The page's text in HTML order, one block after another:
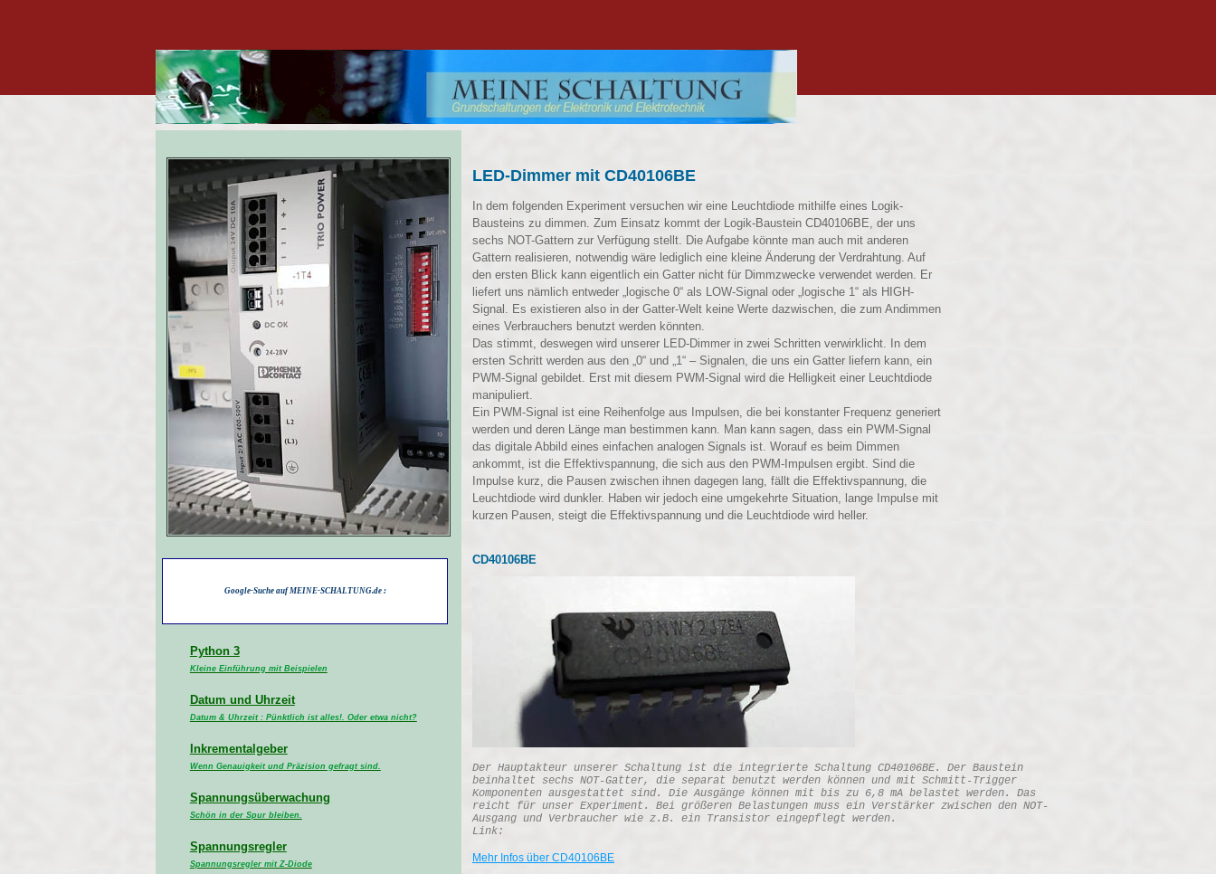
Google-Suche auf MEINE-SCHALTUNG.de :
Python 3
Kleine Einführung mit Beispielen
Datum und Uhrzeit
Datum & Uhrzeit : Pünktlich ist alles!. Oder etwa nicht?
Inkrementalgeber
Wenn Genauigkeit und Präzision gefragt sind.
Spannungsüberwachung
Schön in der Spur bleiben.
Spannungsregler
Spannungsregler mit Z-Diode
LED-Dimmer mit CD40106BE
In dem folgenden Experiment versuchen wir eine Leuchtdiode mithilfe eines Logik-
Bausteins zu dimmen. Zum Einsatz kommt der Logik-Baustein CD40106BE, der uns
sechs NOT-Gattern zur Verfügung stellt. Die Aufgabe könnte man auch mit anderen
Gattern realisieren, notwendig wäre lediglich eine kleine Änderung der Verdrahtung. Auf
den ersten Blick kann eigentlich ein Gatter nicht für Dimmzwecke verwendet werden. Er
liefert uns nämlich entweder „logische 0“ als LOW-Signal oder „logische 1“ als HIGH-
Signal. Es existieren also in der Gatter-Welt keine Werte dazwischen, die zum Andimmen
eines Verbrauchers benutzt werden könnten.
Das stimmt, deswegen wird unserer LED-Dimmer in zwei Schritten verwirklicht. In dem
ersten Schritt werden aus den „0“ und „1“ – Signalen, die uns ein Gatter liefern kann, ein
PWM-Signal gebildet. Erst mit diesem PWM-Signal wird die Helligkeit einer Leuchtdiode
manipuliert.
Ein PWM-Signal ist eine Reihenfolge aus Impulsen, die bei konstanter Frequenz generiert
werden und deren Länge man bestimmen kann. Man kann sagen, dass ein PWM-Signal
das digitale Abbild eines einfachen analogen Signals ist. Worauf es beim Dimmen
ankommt, ist die Effektivspannung, die sich aus den PWM-Impulsen ergibt. Sind die
Impulse kurz, die Pausen zwischen ihnen dagegen lang, fällt die Effektivspannung, die
Leuchtdiode wird dunkler. Haben wir jedoch eine umgekehrte Situation, lange Impulse mit
kurzen Pausen, steigt die Effektivspannung und die Leuchtdiode wird heller.
CD40106BE
Der Hauptakteur unserer Schaltung ist die integrierte Schaltung CD40106BE. Der Baustein
beinhaltet sechs NOT-Gatter, die separat benutzt werden können und mit Schmitt-Trigger
Komponenten ausgestattet sind. Die Ausgänge können mit bis zu 6,8 mA belastet werden. Das
reicht für unser Experiment. Bei größeren Belastungen muss ein Verstärker zwischen den NOT-
Ausgang und Verbraucher wie z.B. ein Transistor eingepflegt werden.
Link:
Mehr Infos über CD40106BE